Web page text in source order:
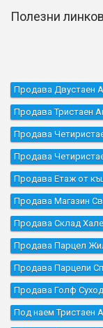
Полезни
Продава Двустаен
Продава Тристаен
Продава
Продава
Продава Етаж от
Продава Магазин
Продава Склад
Продава Парцел
Продава Парцели
Продава Голф
Под наем Тристаен